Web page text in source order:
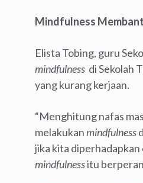
Mindfulness
Elista Tobing, guru
mindfulness di Sekolah
yang kurang kerjaan.
“Menghitung nafas
melakukanmindfulness
jika kita diperhadapkan
mindfulnessitu